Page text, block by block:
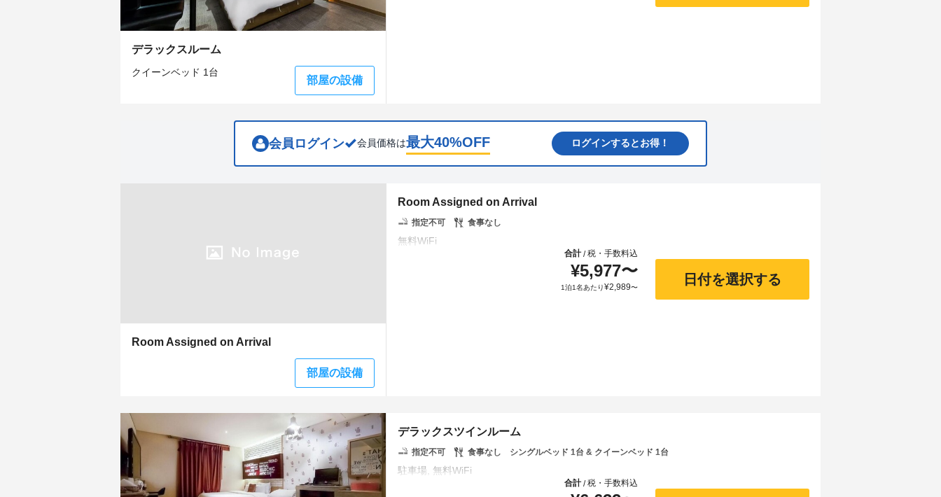
date.
Press
question
key
date.
Press
shortcuts
for
changing
デラックスルーム
クイーンベッド 1台
部屋の設備
会員ログイン 会員価格は最大40%OFF ログインするとお得！
Room Assigned on Arrival
部屋の設備
Room Assigned on Arrival
指定不可 食事なし
合計/税・手数料込
¥5,977〜
1泊1名あたり¥2,989〜
日付を選択する
デラックスツインルーム
指定不可 食事なし シングルベッド 1台 & クイーンベッド 1台
合計/税・手数料込